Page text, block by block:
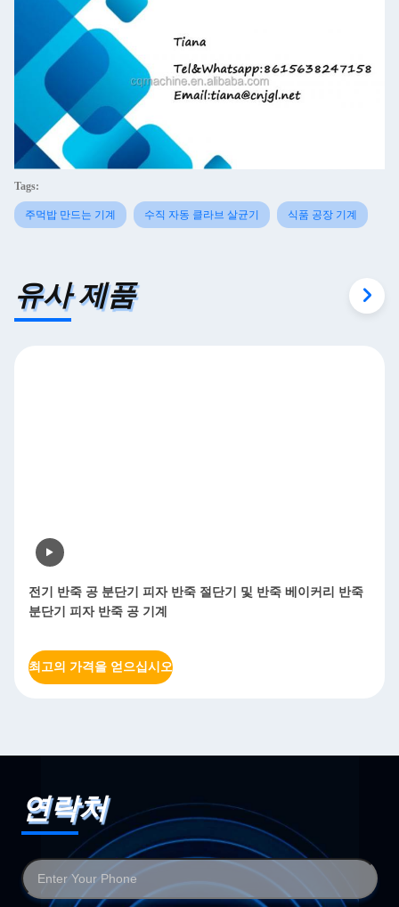
Tags:
주먹밥 만드는 기계 수직 자동 클라브 살균기 식품 공장 기계
유사 제품
전기 반죽 공 분단기 피자 반죽 절단기 및 반죽 베이커리 반죽
분단기 피자 반죽 공 기계
최고의 가격을 얻으십시오
연락처